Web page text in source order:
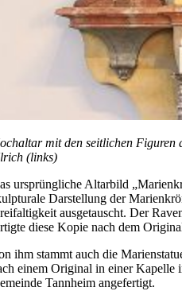
mit den seitlichen Figuren
(links)
ursprüngliche Altarbild
Darstellung der
ausgetauscht. Der
diese Kopie nach dem
ihm stammt auch die
einem Original in einer Kapelle
Tannheim angefertigt.